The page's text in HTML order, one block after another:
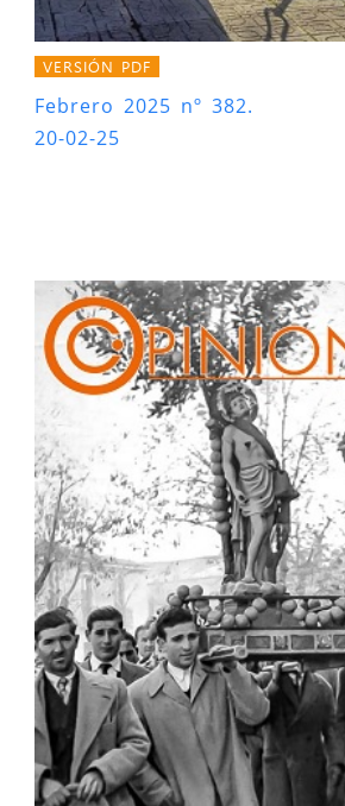
VERSIÓN PDF
Febrero 2025 nº 382.
20-02-25